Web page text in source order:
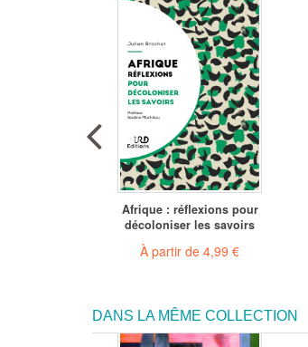
Afrique : réflexions pour
décoloniser les savoirs
À partir de 4,99 €
DANS LA MÊME COLLECTION